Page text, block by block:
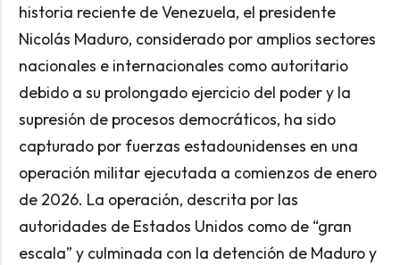
historia reciente de Venezuela, el presidente
Nicolás Maduro, considerado por amplios sectores
nacionales e internacionales como autoritario
debido a su prolongado ejercicio del poder y la
supresión de procesos democráticos, ha sido
capturado por fuerzas estadounidenses en una
operación militar ejecutada a comienzos de enero
de 2026. La operación, descrita por las
autoridades de Estados Unidos como de “gran
escala” y culminada con la detención de Maduro y